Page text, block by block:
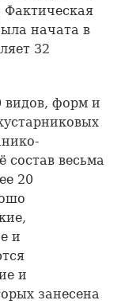
Фактическая
начата в
32
видов, форм и
состав весьма
20
и
и
занесена